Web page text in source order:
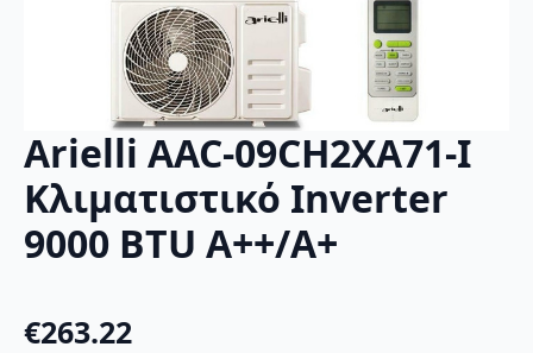
Arielli AAC-09CH2XA71-I
Κλιματιστικό Inverter
9000 BTU A++/A+
€263.22